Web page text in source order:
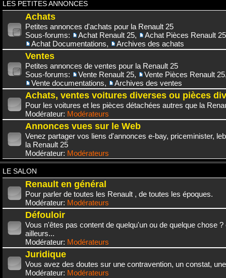
LES PETITES ANNONCES
Achats
Petites annonces d'achats pour la Renault 25
Sous-forums:
Achat Renault 25,
Achat Pièces Renault 25
Achat Documentations, Archives des achats
Ventes
Petites annonces de ventes pour la Renault 25
Sous-forums:
Vente Renault 25, Vente Pièces Renault 25
Vente documentations, Archives des ventes
Achats, ventes voitures diverses ou pièces
Pour les voitures et les pièces détachées autres que la
Modérateur: Modérateurs
Annonces vues sur le Web
Venez partager vos liens d'annonces e-bay, priceminister,
la Renault 25
Modérateur: Modérateurs
LE SALON
Renault en général
Pour parler de toutes les Renault , de toutes les époques.
Modérateur: Modérateurs
Défouloir
Vous n'êtes pas content de quelqu'un ou de quelque chose
ailleurs...
Modérateur: Modérateurs
Juridique
Vous avez des doutes sur une contravention, un constat,
Modérateur: Modérateurs